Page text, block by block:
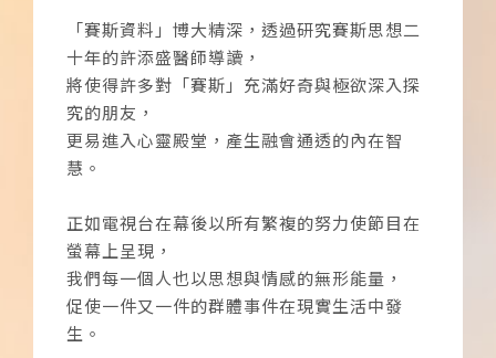
「賽斯資料」博大精深，透過研究賽斯思想二
十年的許添盛醫師導讀，
將使得許多對「賽斯」充滿好奇與極欲深入探
究的朋友，
更易進入心靈殿堂，產生融會通透的內在智
慧。
正如電視台在幕後以所有繁複的努力使節目在
螢幕上呈現，
我們每一個人也以思想與情感的無形能量，
促使一件又一件的群體事件在現實生活中發
生。